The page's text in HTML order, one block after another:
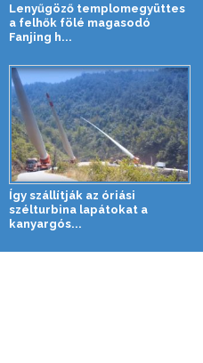
Lenyűgöző templomegyüttes
a felhők fölé magasodó
Fanjing h...
Így szállítják az óriási
szélturbina lapátokat a
kanyargós...